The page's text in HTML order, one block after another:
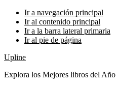
Ir a navegación principal
Ir al contenido principal
Ir a la barra lateral primaria
Ir al pie de página
Upline
Explora los Mejores libros del Año